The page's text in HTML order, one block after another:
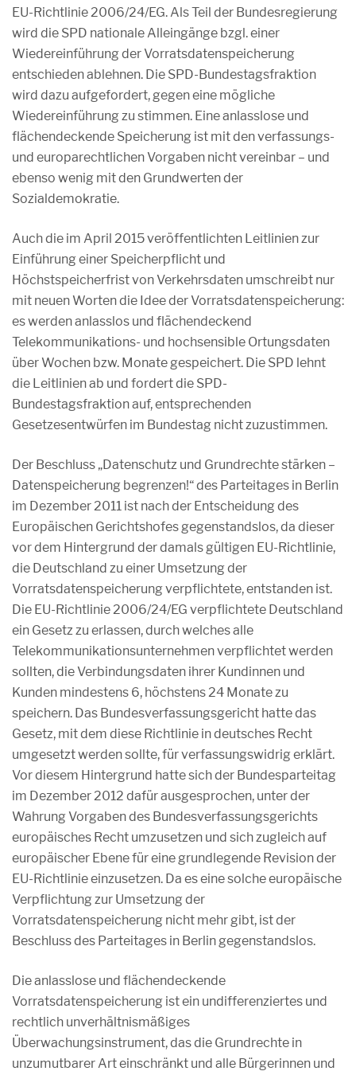
EU-Richtlinie 2006/24/EG. Als Teil der Bundesregierung
wird die SPD nationale Alleingänge bzgl. einer
Wiedereinführung der Vorratsdatenspeicherung
entschieden ablehnen. Die SPD-Bundestagsfraktion
wird dazu aufgefordert, gegen eine mögliche
Wiedereinführung zu stimmen. Eine anlasslose und
flächendeckende Speicherung ist mit den verfassungs-
und europarechtlichen Vorgaben nicht vereinbar – und
ebenso wenig mit den Grundwerten der
Sozialdemokratie.
Auch die im April 2015 veröffentlichten Leitlinien zur
Einführung einer Speicherpflicht und
Höchstspeicherfrist von Verkehrsdaten umschreibt nur
mit neuen Worten die Idee der Vorratsdatenspeicherung:
es werden anlasslos und flächendeckend
Telekommunikations- und hochsensible Ortungsdaten
über Wochen bzw. Monate gespeichert. Die SPD lehnt
die Leitlinien ab und fordert die SPD-
Bundestagsfraktion auf, entsprechenden
Gesetzesentwürfen im Bundestag nicht zuzustimmen.
Der Beschluss „Datenschutz und Grundrechte stärken –
Datenspeicherung begrenzen!“ des Parteitages in Berlin
im Dezember 2011 ist nach der Entscheidung des
Europäischen Gerichtshofes gegenstandslos, da dieser
vor dem Hintergrund der damals gültigen EU-Richtlinie,
die Deutschland zu einer Umsetzung der
Vorratsdatenspeicherung verpflichtete, entstanden ist.
Die EU-Richtlinie 2006/24/EG verpflichtete Deutschland
ein Gesetz zu erlassen, durch welches alle
Telekommunikationsunternehmen verpflichtet werden
sollten, die Verbindungsdaten ihrer Kundinnen und
Kunden mindestens 6, höchstens 24 Monate zu
speichern. Das Bundesverfassungsgericht hatte das
Gesetz, mit dem diese Richtlinie in deutsches Recht
umgesetzt werden sollte, für verfassungswidrig erklärt.
Vor diesem Hintergrund hatte sich der Bundesparteitag
im Dezember 2012 dafür ausgesprochen, unter der
Wahrung Vorgaben des Bundesverfassungsgerichts
europäisches Recht umzusetzen und sich zugleich auf
europäischer Ebene für eine grundlegende Revision der
EU-Richtlinie einzusetzen. Da es eine solche europäische
Verpflichtung zur Umsetzung der
Vorratsdatenspeicherung nicht mehr gibt, ist der
Beschluss des Parteitages in Berlin gegenstandslos.
Die anlasslose und flächendeckende
Vorratsdatenspeicherung ist ein undifferenziertes und
rechtlich unverhältnismäßiges
Überwachungsinstrument, das die Grundrechte in
unzumutbarer Art einschränkt und alle Bürgerinnen und